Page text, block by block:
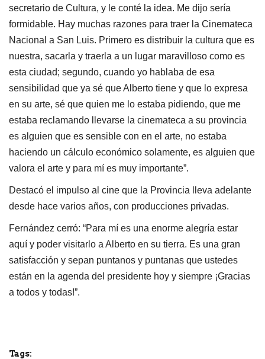
secretario de Cultura, y le conté la idea. Me dijo sería
formidable. Hay muchas razones para traer la Cinemateca
Nacional a San Luis. Primero es distribuir la cultura que es
nuestra, sacarla y traerla a un lugar maravilloso como es
esta ciudad; segundo, cuando yo hablaba de esa
sensibilidad que ya sé que Alberto tiene y que lo expresa
en su arte, sé que quien me lo estaba pidiendo, que me
estaba reclamando llevarse la cinemateca a su provincia
es alguien que es sensible con en el arte, no estaba
haciendo un cálculo económico solamente, es alguien que
valora el arte y para mí es muy importante”.
Destacó el impulso al cine que la Provincia lleva adelante
desde hace varios años, con producciones privadas.
Fernández cerró: “Para mí es una enorme alegría estar
aquí y poder visitarlo a Alberto en su tierra. Es una gran
satisfacción y sepan puntanos y puntanas que ustedes
están en la agenda del presidente hoy y siempre ¡Gracias
a todos y todas!”.
Tags: